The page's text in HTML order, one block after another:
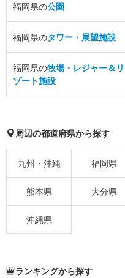
福岡県の公園
福岡県のタワー・展望施設
福岡県の牧場・レジャー＆リ
ゾート施設
周辺の都道府県から探す
九州・沖縄 福岡県
熊本県 大分県
沖縄県
ランキングから探す